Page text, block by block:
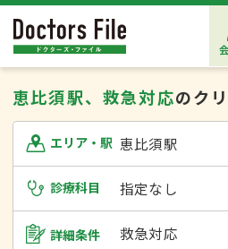
恵比須駅、救急対応のク
エリア・駅 恵比須駅
診療科目 指定なし
詳細条件 救急対応